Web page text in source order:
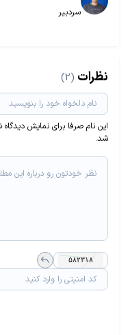
سردبیر
نظرات (2)
این نام صرفا برای نمایش
شد.